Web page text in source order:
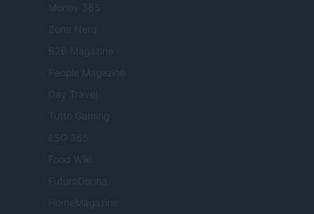
Money 365
Zona Nerd
B2B Magazine
People Magazine
Day Travel
Tutto Gaming
ESG 365
Food Wiki
FuturoDonna
HomeMagazine